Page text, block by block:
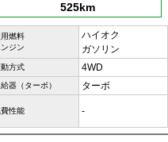
525km
燃料
ジン
ハイオク
ガソリン
方式 4WD
器（ターボ） ターボ
性能 -